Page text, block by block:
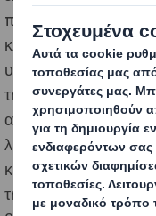
πρωτογενή τομέα. Η
κλάδο των λύσεων
υποστήριξε και φέτος
της Κρήτης,
από όλη την Ελλάδα,
λύσεις συσκευασίας
κρασιά συζητώντας
της μετάβασης στην